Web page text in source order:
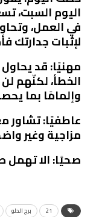
اليوم السبت،
في العمل،
لإثبات جدارتك
مهنيًا: قد
الخطأ، لكنّهم لن
وإلمامًا بما
عاطفيًا: تشاور
مزاجية وغير
صحيًا: الا تهمل
21 برج الدلو